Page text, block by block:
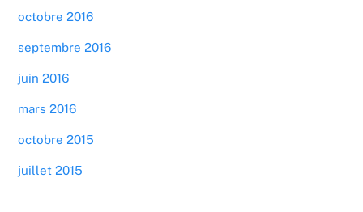
octobre 2016
septembre 2016
juin 2016
mars 2016
octobre 2015
juillet 2015